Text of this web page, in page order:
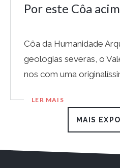
Por este Côa
Côa da Humanidade
geologias severas, o
nos com uma
LER MAIS
MAIS